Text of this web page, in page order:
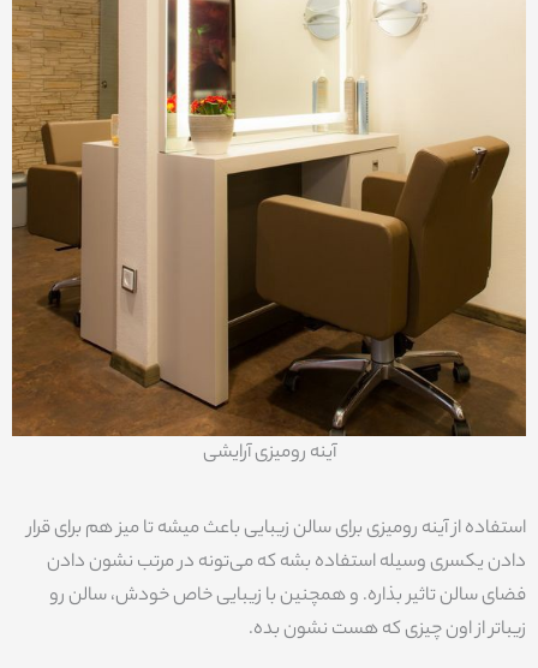
آینه رومیزی آرایشی
استفاده از آینه رومیزی برای سالن زیبایی باعث میشه تا میز هم برای قرار
دادن یکسری وسیله استفاده بشه که می‌تونه در مرتب نشون دادن
فضای سالن تاثیر بذاره. و همچنین با زیبایی خاص خودش، سالن رو
زیباتر از اون چیزی که هست نشون بده.